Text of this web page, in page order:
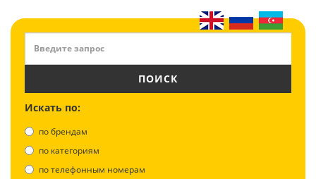
ПОИСК
Искать по:
по брендам
по категориям
по телефонным номерам